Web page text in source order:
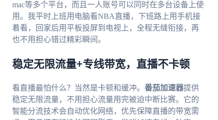
mac等多个平台，而且一人账号可以同时在多台设备上使
用。我平时上班用电脑看NBA直播，下班路上用手机接
着看，回家后用平板投屏到电视上，全程无缝衔接，再
也不用担心错过精彩瞬间。
稳定无限流量+专线带宽，直播不卡顿
看直播最怕什么？当然是卡顿和缓冲。 番茄加速器提供
稳定无限流量，不用担心流量用完被迫中断比赛。它的
智能分流技术会自动优化网络，优先保障直播的带宽需